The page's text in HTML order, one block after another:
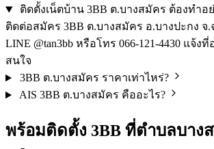
ติดตั้งเน็ตบ้าน 3BB ต.บางสมัคร ต้องทำอย่
ติดต่อสมัคร 3BB ต.บางสมัคร อ.บางปะกง จ.
LINE @tan3bb หรือโทร 066-121-4430 แจ้ง
สนใจ
3BB ต.บางสมัคร ราคาเท่าไหร่?
AIS 3BB ต.บางสมัคร คืออะไร?
พร้อมติดตั้ง 3BB ที่ตำบลบาง